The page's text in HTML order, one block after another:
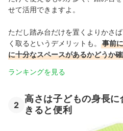
せて活用できますよ。
ただし踏み台だけを置くよりかさ
く取るというデメリットも。
事前
に十分なスペースがあるかどうか
ランキングを見る
2
高さは子どもの身長
きると便利